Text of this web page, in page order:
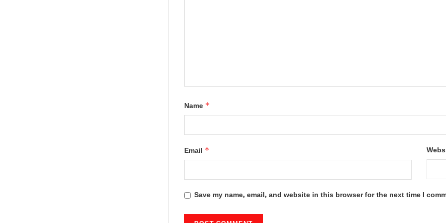
Name *
Email *
Save my name, email, and website in this browser for the next time I